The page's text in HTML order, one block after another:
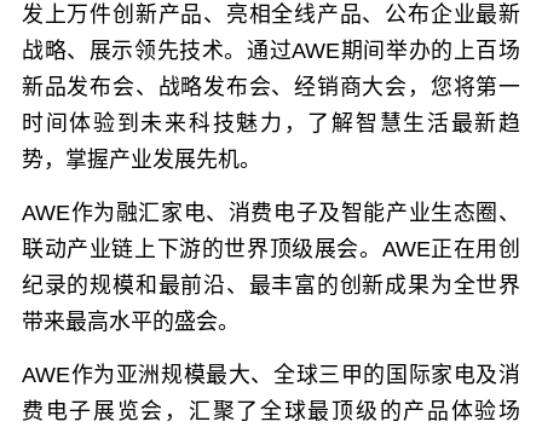
发上万件创新产品、亮相全线产品、公布企业最新
战略、展示领先技术。通过AWE期间举办的上百场
新品发布会、战略发布会、经销商大会，您将第一
时间体验到未来科技魅力，了解智慧生活最新趋
势，掌握产业发展先机。
AWE作为融汇家电、消费电子及智能产业生态圈、
联动产业链上下游的世界顶级展会。AWE正在用创
纪录的规模和最前沿、最丰富的创新成果为全世界
带来最高水平的盛会。
AWE作为亚洲规模最大、全球三甲的国际家电及消
费电子展览会，汇聚了全球最顶级的产品体验场